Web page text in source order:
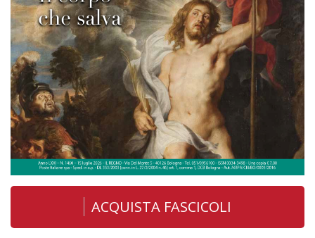
ACQUISTA FASCICOLI